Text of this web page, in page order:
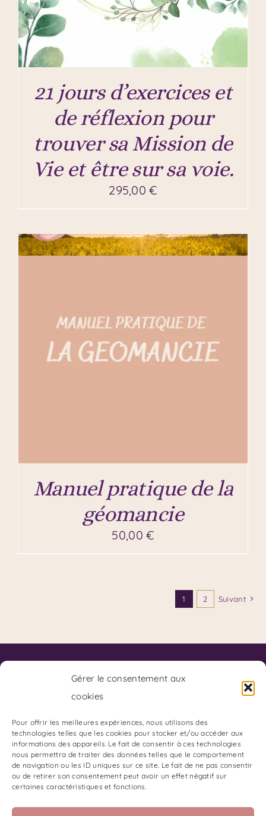
Gérer le consentement aux
cookies
Pour offrir les meilleures expériences, nous utilisons des
technologies telles que les cookies pour stocker et/ou accéder aux
informations des appareils. Le fait de consentir à ces technologies
nous permettra de traiter des données telles que le comportement
de navigation ou les ID uniques sur ce site. Le fait de ne pas consentir
ou de retirer son consentement peut avoir un effet négatif sur
certaines caractéristiques et fonctions.
21 jours d’exercices et
de réflexion pour
trouver sa Mission de
Vie et être sur sa voie.
295,00€
Manuel pratique de la
géomancie
50,00€
1 2 Suivant
Code de Déontologie du Coaching
Charte de Déontologie des Arts Divinatoires:
Adresse du Cabinet :
85 Boulevard Charles Arnould
51100 REIMS
Gestion du Stress et des émotions
Les Oracles de Stéphanie B
Les Oracles de Stéphanie B